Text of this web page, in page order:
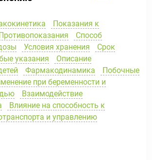
Показания к
Способ
Условия хранения
Срок
указания
Описание
Фармакодинамика
Побочные
при беременности и
Взаимодействие
Влияние на способность к
и управлению